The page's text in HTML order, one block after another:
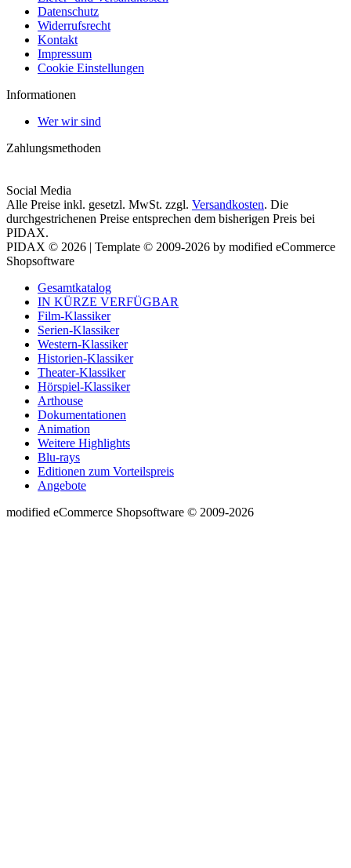
Datenschutz
Widerrufsrecht
Kontakt
Impressum
Cookie Einstellungen
Informationen
Wer wir sind
Zahlungsmethoden
Social Media
Alle Preise inkl. gesetzl. MwSt. zzgl. Versandkosten. Die
durchgestrichenen Preise entsprechen dem bisherigen Preis bei
PIDAX.
PIDAX © 2026 | Template © 2009-2026 by modified eCommerce
Shopsoftware
Gesamtkatalog
IN KÜRZE VERFÜGBAR
Film-Klassiker
Serien-Klassiker
Western-Klassiker
Historien-Klassiker
Theater-Klassiker
Hörspiel-Klassiker
Arthouse
Dokumentationen
Animation
Weitere Highlights
Blu-rays
Editionen zum Vorteilspreis
Angebote
modified eCommerce Shopsoftware © 2009-2026